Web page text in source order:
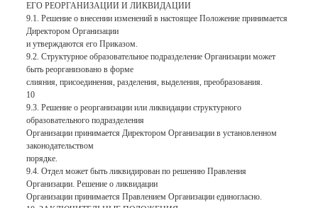
ЕГО РЕОРГАНИЗАЦИИ И ЛИКВИДАЦИИ
9.1. Решение о внесении изменений в настоящее Положение принимается
Директором Организации
и утверждаются его Приказом.
9.2. Структурное образовательное подразделение Организации может
быть реорганизовано в форме
слияния, присоединения, разделения, выделения, преобразования.
10
9.3. Решение о реорганизации или ликвидации структурного
образовательного подразделения
Организации принимается Директором Организации в установленном
законодательством
порядке.
9.4. Отдел может быть ликвидирован по решению Правления
Организации. Решение о ликвидации
Организации принимается Правлением Организации единогласно.